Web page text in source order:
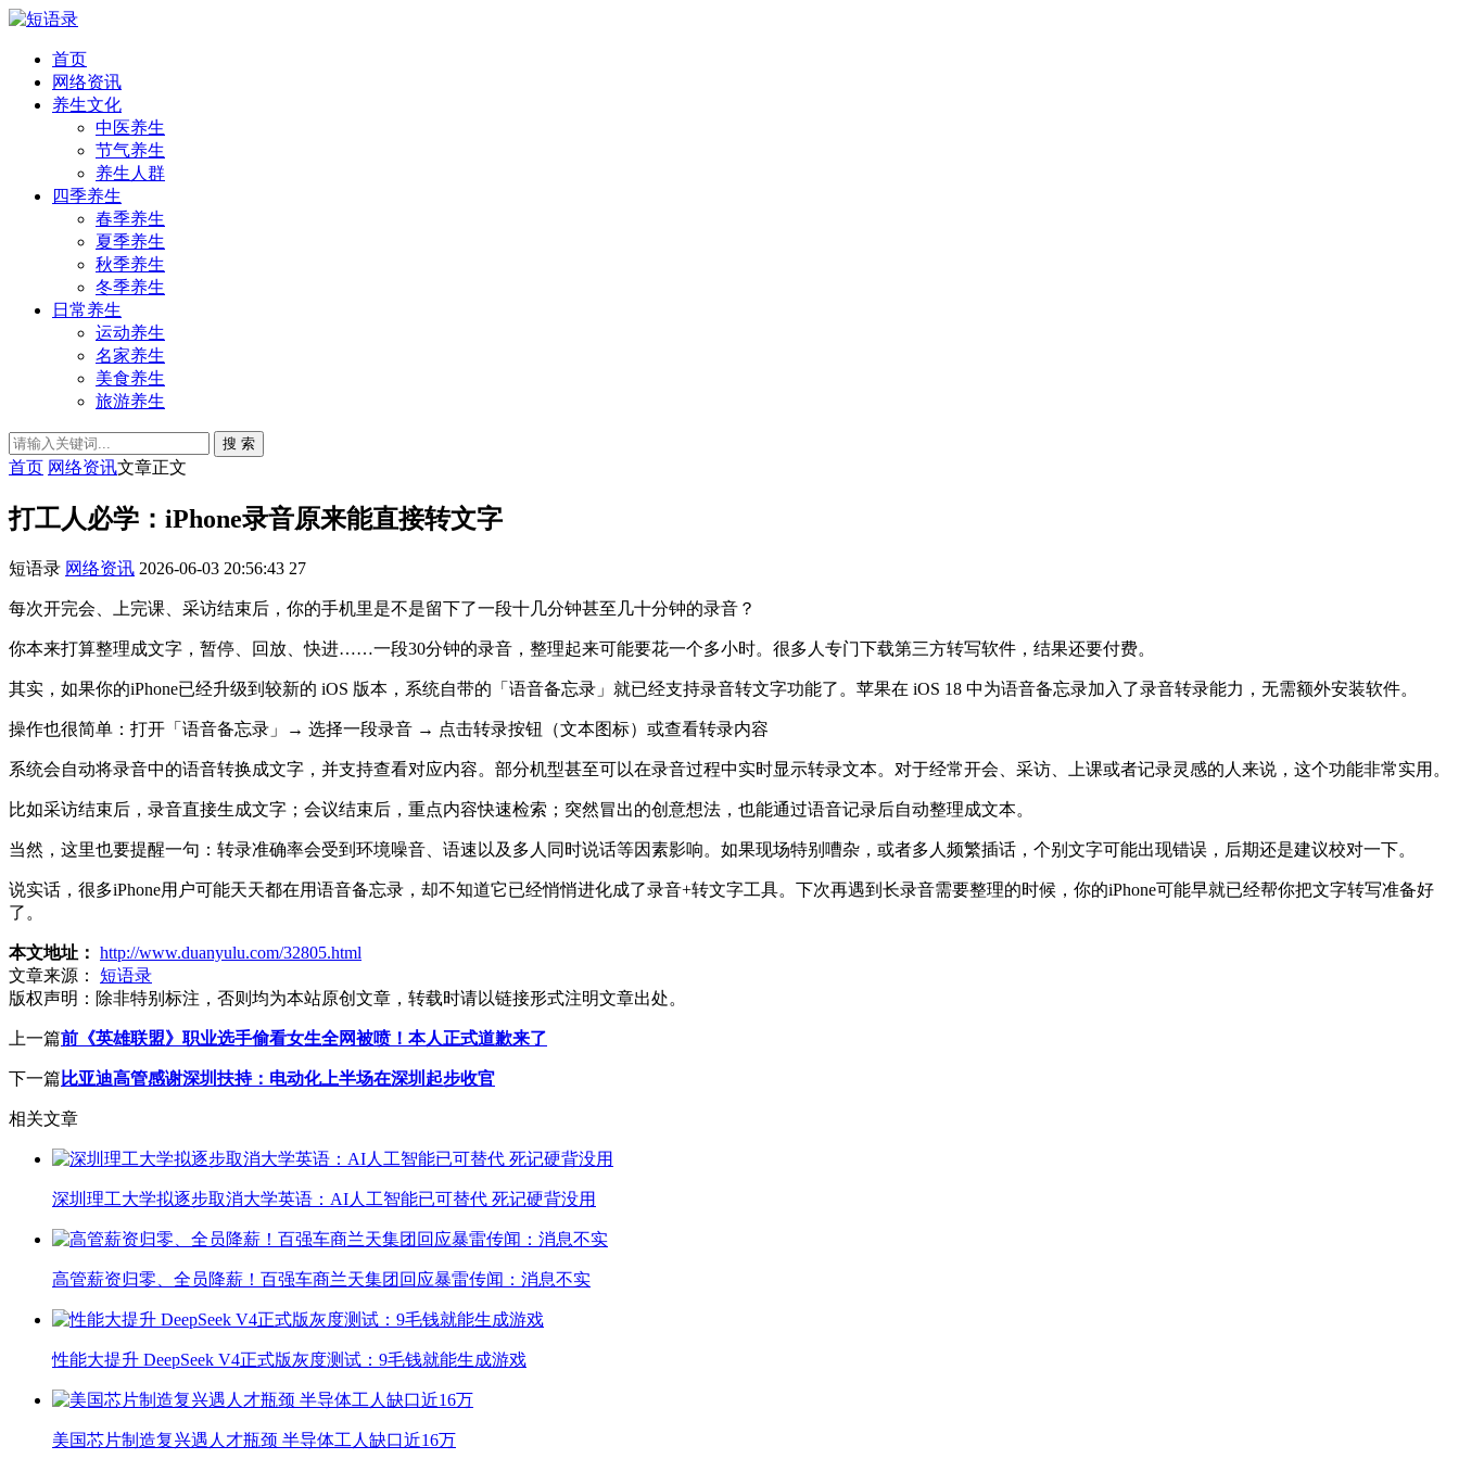
首页
网络资讯
养生文化
中医养生
节气养生
养生人群
四季养生
春季养生
夏季养生
秋季养生
冬季养生
日常养生
运动养生
名家养生
美食养生
旅游养生
搜 索
首页 网络资讯文章正文
打工人必学：iPhone录音原来能直接转文字
短语录 网络资讯 2026-06-03 20:56:43 27
每次开完会、上完课、采访结束后，你的手机里是不是留下了一段十几分钟甚至几十分钟的录音？
你本来打算整理成文字，暂停、回放、快进……一段30分钟的录音，整理起来可能要花一个多小时。很多人专门下载第三方转写软件，结果还要付费。
其实，如果你的iPhone已经升级到较新的 iOS 版本，系统自带的「语音备忘录」就已经支持录音转文字功能了。苹果在 iOS 18 中为语音备忘录加入了录音转录能力，无需额外安装软件。
操作也很简单：打开「语音备忘录」→ 选择一段录音 → 点击转录按钮（文本图标）或查看转录内容
系统会自动将录音中的语音转换成文字，并支持查看对应内容。部分机型甚至可以在录音过程中实时显示转录文本。对于经常开会、采访、上课或者记录灵感的人来说，这个功能非常实用。
比如采访结束后，录音直接生成文字；会议结束后，重点内容快速检索；突然冒出的创意想法，也能通过语音记录后自动整理成文本。
当然，这里也要提醒一句：转录准确率会受到环境噪音、语速以及多人同时说话等因素影响。如果现场特别嘈杂，或者多人频繁插话，个别文字可能出现错误，后期还是建议校对一下。
说实话，很多iPhone用户可能天天都在用语音备忘录，却不知道它已经悄悄进化成了录音+转文字工具。下次再遇到长录音需要整理的时候，你的iPhone可能早就已经帮你把文字转写准备好
了。
本文地址： http://www.duanyulu.com/32805.html
文章来源：
短语录
版权声明： 除非特别标注，否则均为本站原创文章，转载时请以链接形式注明文章出处。
上一篇前《英雄联盟》职业选手偷看女生全网被喷！本人正式道歉来了
下一篇 比亚迪高管感谢深圳扶持：电动化上半场在深圳起步收官
相关文章
深圳理工大学拟逐步取消大学英语：AI人工智能已可替代 死记硬背没用
高管薪资归零、全员降薪！百强车商兰天集团回应暴雷传闻：消息不实
性能大提升 DeepSeek V4正式版灰度测试：9毛钱就能生成游戏
美国芯片制造复兴遇人才瓶颈 半导体工人缺口近16万